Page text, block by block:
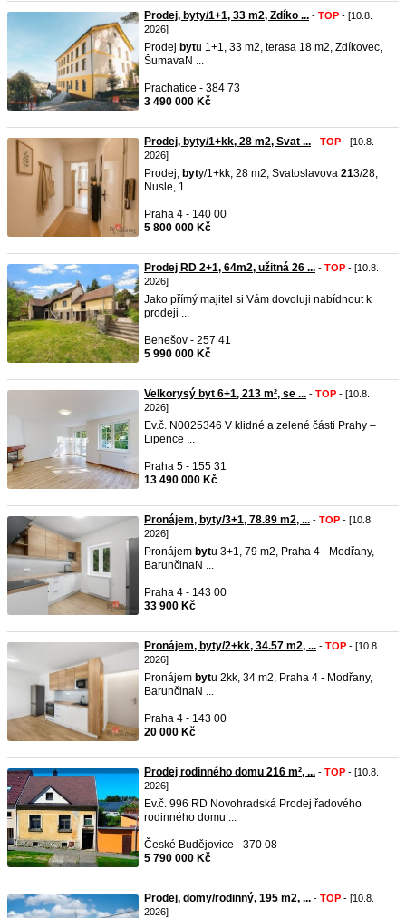
Prodej, byty/1+1, 33 m2, Zdíko ... - TOP - [10.8.
2026]
Prodej bytu 1+1, 33 m2, terasa 18 m2, Zdíkovec,
ŠumavaN ...
Prachatice - 384 73
3 490 000 Kč
Prodej, byty/1+kk, 28 m2, Svat ... - TOP - [10.8.
2026]
Prodej, byty/1+kk, 28 m2, Svatoslavova 213/28,
Nusle, 1 ...
Praha 4 - 140 00
5 800 000 Kč
Prodej RD 2+1, 64m2, užitná 26 ... - TOP - [10.8.
2026]
Jako přímý majitel si Vám dovoluji nabídnout k
prodeji ...
Benešov - 257 41
5 990 000 Kč
Velkorysý byt 6+1, 213 m², se ... - TOP - [10.8.
2026]
Ev.č. N0025346 V klidné a zelené části Prahy –
Lipence ...
Praha 5 - 155 31
13 490 000 Kč
Pronájem, byty/3+1, 78.89 m2, ... - TOP - [10.8.
2026]
Pronájem bytu 3+1, 79 m2, Praha 4 - Modřany,
BarunčinaN ...
Praha 4 - 143 00
33 900 Kč
Pronájem, byty/2+kk, 34.57 m2, ... - TOP - [10.8.
2026]
Pronájem bytu 2kk, 34 m2, Praha 4 - Modřany,
BarunčinaN ...
Praha 4 - 143 00
20 000 Kč
Prodej rodinného domu 216 m², ... - TOP - [10.8.
2026]
Ev.č. 996 RD Novohradská Prodej řadového
rodinného domu ...
České Budějovice - 370 08
5 790 000 Kč
Prodej, domy/rodinný, 195 m2, ... - TOP - [10.8.
2026]